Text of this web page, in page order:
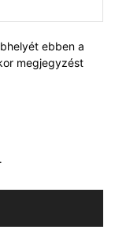
ebben a
megjegyzést